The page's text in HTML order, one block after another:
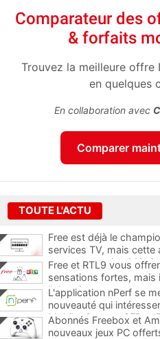
Comparateur des
& forfaits
Trouvez la meilleure offre
en quelques
En collaboration avec
Comparer
TOUTE L'ACTU
Free est déjà le
services TV, mais cette
encore au moins 141
Free et RTL9 vous
sensations fortes, mais
l'obtenir
L'application nPerf se
nouveauté qui
Mobile, Orange, SFR et
Abonnés Freebox et
nouveaux jeux PC